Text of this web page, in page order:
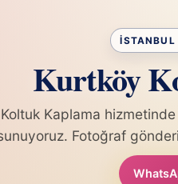
Kurtköy
Kaplama
Fotoğraf